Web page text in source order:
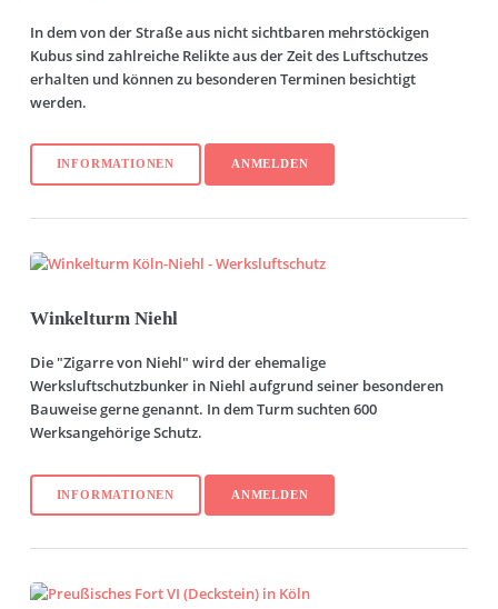
In dem von der Straße aus nicht sichtbaren mehrstöckigen
Kubus sind zahlreiche Relikte aus der Zeit des Luftschutzes
erhalten und können zu besonderen Terminen besichtigt
werden.
INFORMATIONEN ANMELDEN
Winkelturm Niehl
Die "Zigarre von Niehl" wird der ehemalige
Werksluftschutzbunker in Niehl aufgrund seiner besonderen
Bauweise gerne genannt. In dem Turm suchten 600
Werksangehörige Schutz.
INFORMATIONEN ANMELDEN